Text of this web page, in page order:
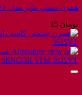
همزن دستی مایر مدل ۶۶ / maier MR-۶۶
تومان